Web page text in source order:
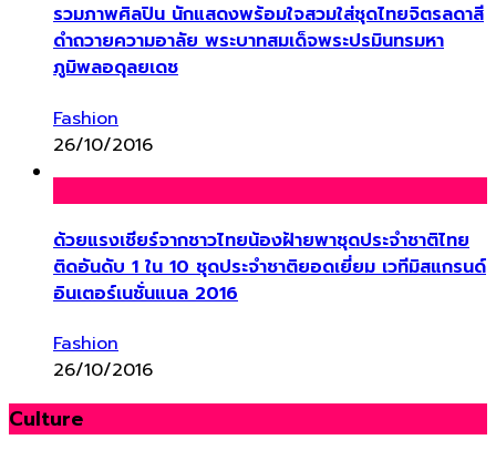
รวมภาพศิลปิน นักแสดงพร้อมใจสวมใส่ชุดไทยจิตรลดาสี
ดำถวายความอาลัย พระบาทสมเด็จพระปรมินทรมหา
ภูมิพลอดุลยเดช
Fashion
26/10/2016
ด้วยแรงเชียร์จากชาวไทยน้องฝ้ายพาชุดประจำชาติไทย
ติดอันดับ 1 ใน 10 ชุดประจำชาติยอดเยี่ยม เวทีมิสแกรนด์
อินเตอร์เนชั่นแนล 2016
Fashion
26/10/2016
Culture